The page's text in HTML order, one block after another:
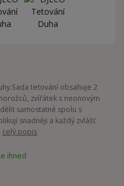
tetování obsahuje 2
zvířátek s neonovým
samostatně spolu s
snadněji a každý zvlášť.
celý popis
ihned